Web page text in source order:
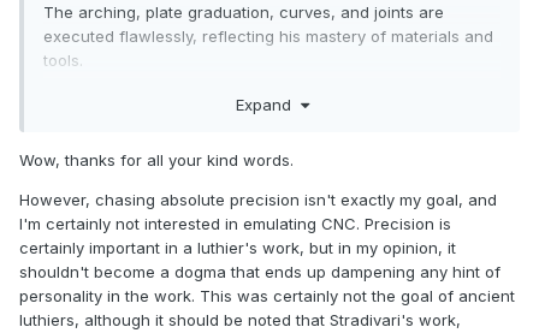
The arching, plate graduation, curves, and joints are
executed flawlessly, reflecting his mastery of materials and
tools.
their acoustic performance. Carefully graduated plates and
responsiveness, tonal richness, and harmonic balance.
Attention to internal elements, such as the bass bar and
sound post, ensures ideal resonance distribution and tonal
clarity.
Expand
Wow, thanks for all your kind words.
However, chasing absolute precision isn't exactly my goal, and
I'm certainly not interested in emulating CNC. Precision is
certainly important in a luthier's work, but in my opinion, it
shouldn't become a dogma that ends up dampening any hint of
personality in the work. This was certainly not the goal of ancient
luthiers, although it should be noted that Stradivari's work,